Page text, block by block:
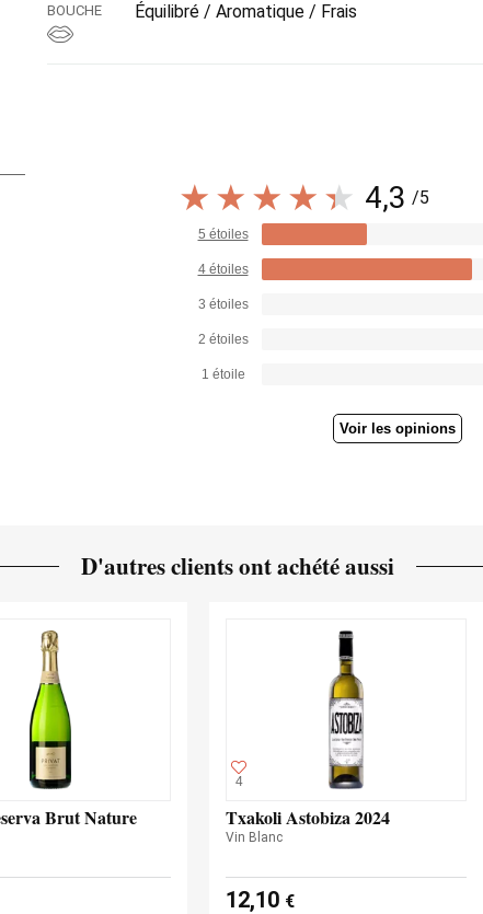
BOUCHE Équilibré / Aromatique / Frais
4,3 /5
5 étoiles
4 étoiles
3 étoiles
2 étoiles
1 étoile
Voir les opinions
D'autres clients ont achété aussi
Brut Nature
4
Txakoli Astobiza 2024
Vin Blanc
12,10 €